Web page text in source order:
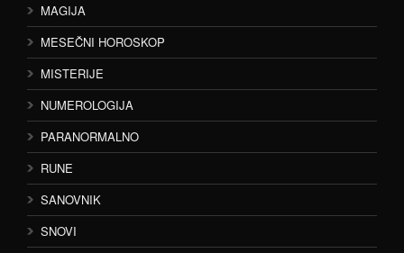
MAGIJA
MESEČNI HOROSKOP
MISTERIJE
NUMEROLOGIJA
PARANORMALNO
RUNE
SANOVNIK
SNOVI